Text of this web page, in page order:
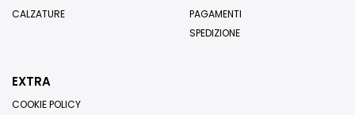
CALZATURE
PAGAMENTI
SPEDIZIONE
EXTRA
COOKIE POLICY